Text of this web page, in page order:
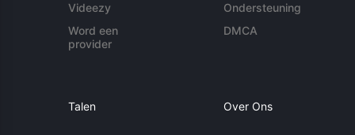
Videezy
Word een
provider
Ondersteuning
DMCA
Talen Over Ons